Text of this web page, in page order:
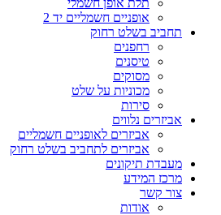
תלת אופן חשמלי
אופניים חשמליים יד 2
תחביב בשלט רחוק
רחפנים
טיסנים
מסוקים
מכוניות על שלט
סירות
אביזרים נלווים
אביזרים לאופניים חשמליים
אביזרים לתחביב בשלט רחוק
מעבדת תיקונים
מרכז המידע
צור קשר
אודות